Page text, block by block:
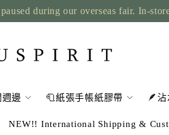
during our overseas fair. In-
邊 🧻紙張手帳紙膠帶 🪶
NEW!! International Shipping &